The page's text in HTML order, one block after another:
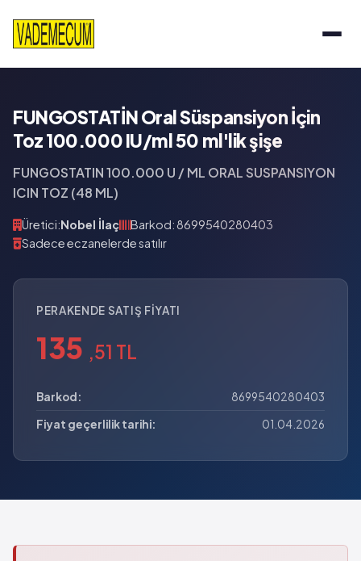
FUNGOSTATİN Oral Süspansiyon İçin
Toz 100.000 IU/ml 50 ml'lik şişe
FUNGOSTATIN 100.000 U / ML ORAL SUSPANSIYON
ICIN TOZ (48 ML)
Üretici:Nobel İlaç
Barkod: 8699540280403
Sadece eczanelerde satılır
PERAKENDE SATIŞ FIYATI
135 ,51 TL
Barkod:
8699540280403
Fiyat geçerlilik tarihi:
01.04.2026